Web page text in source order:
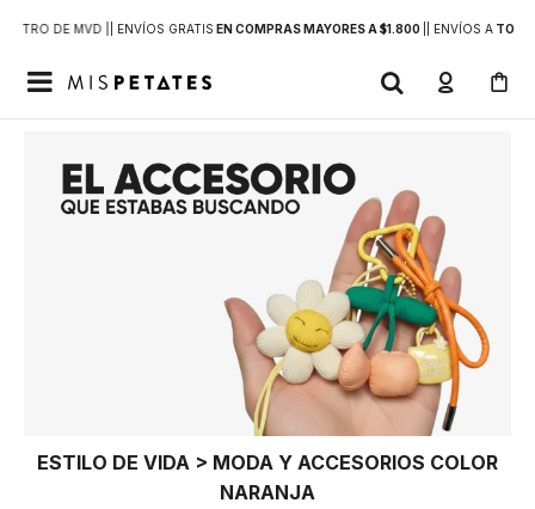
DE MVD | | ENVÍOS GRATIS EN COMPRAS MAYORES A $1.800 | ENVÍOS ATODO

ESTILO DE VIDA > MODA Y ACCESORIOS COLOR
NARANJA